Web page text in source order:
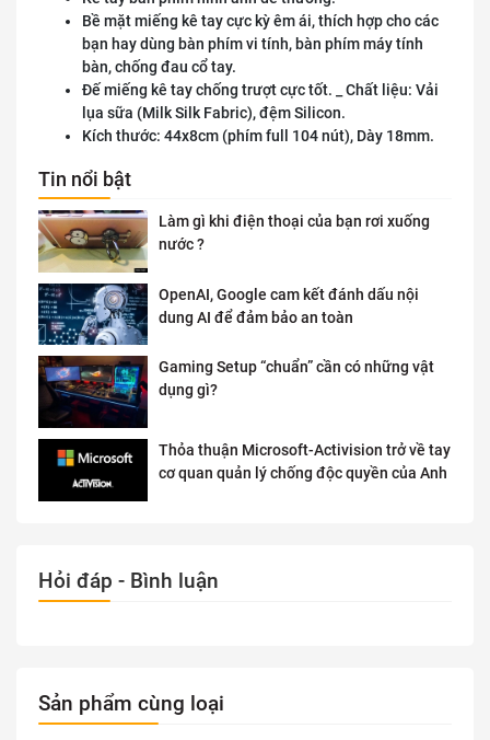
Bề mặt miếng kê tay cực kỳ êm ái, thích hợp cho các
bạn hay dùng bàn phím vi tính, bàn phím máy tính
bàn, chống đau cổ tay.
Đế miếng kê tay chống trượt cực tốt. _ Chất liệu: Vải
lụa sữa (Milk Silk Fabric), đệm Silicon.
Kích thước: 44x8cm (phím full 104 nút), Dày 18mm.
Tin nổi bật
Làm gì khi điện thoại của bạn rơi xuống
nước ?
OpenAI, Google cam kết đánh dấu nội
dung AI để đảm bảo an toàn
Gaming Setup “chuẩn” cần có những vật
dụng gì?
Thỏa thuận Microsoft-Activision trở về tay
cơ quan quản lý chống độc quyền của Anh
Hỏi đáp - Bình luận
Sản phẩm cùng loại